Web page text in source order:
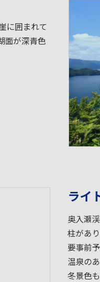
に囲まれて
面が深青色
ライ
奥入瀬
柱があ
要事前予
温泉の
冬景色